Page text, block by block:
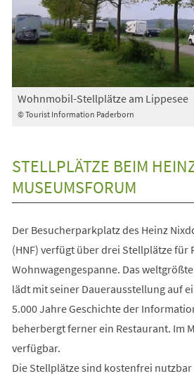
© Tourist Information Paderborn
Wohnmobil-Stellplätze am Lippesee
STELLPLÄTZE BEIM
MUSEUMSFORUM
Der Besucherparkplatz des Heinz
(HNF) verfügt über drei Stellplätze für
Wohnwagengespanne. Das
lädt mit seiner Dauerausstellung auf
5.000 Jahre Geschichte der
beherbergt ferner ein Restaurant. Im
verfügbar.
Die Stellplätze sind kostenfrei nutzbar